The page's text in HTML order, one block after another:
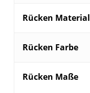
Rücken Material
Rücken Farbe
Rücken Maße